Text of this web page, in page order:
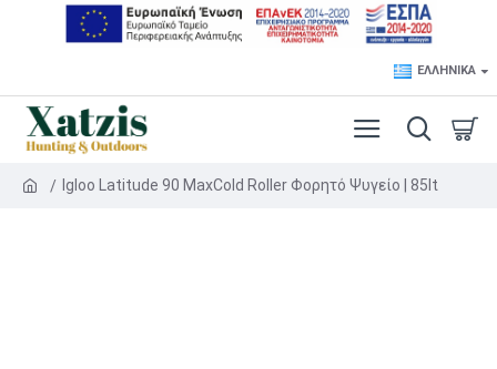
ΕΛΛΗΝΙΚΆ
Igloo Latitude 90 MaxCold Roller Φορητό Ψυγείο | 85lt